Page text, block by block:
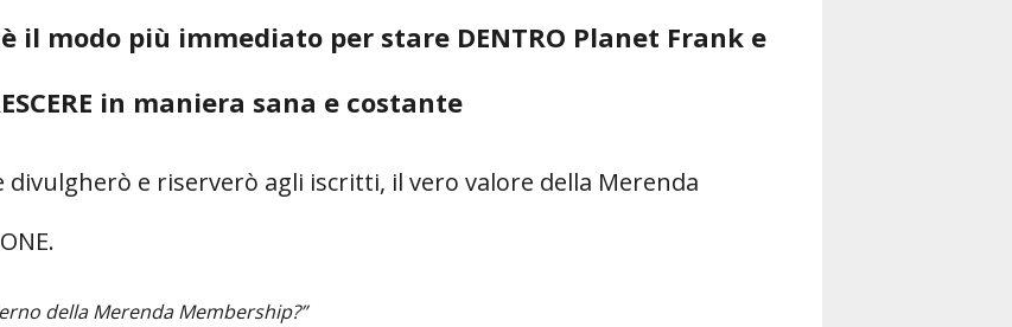
il modo più immediato per stare DENTRO Planet Frank e
in maniera sana e costante
e riserverò agli iscritti, il vero valore della Merenda
della Merenda Membership?”